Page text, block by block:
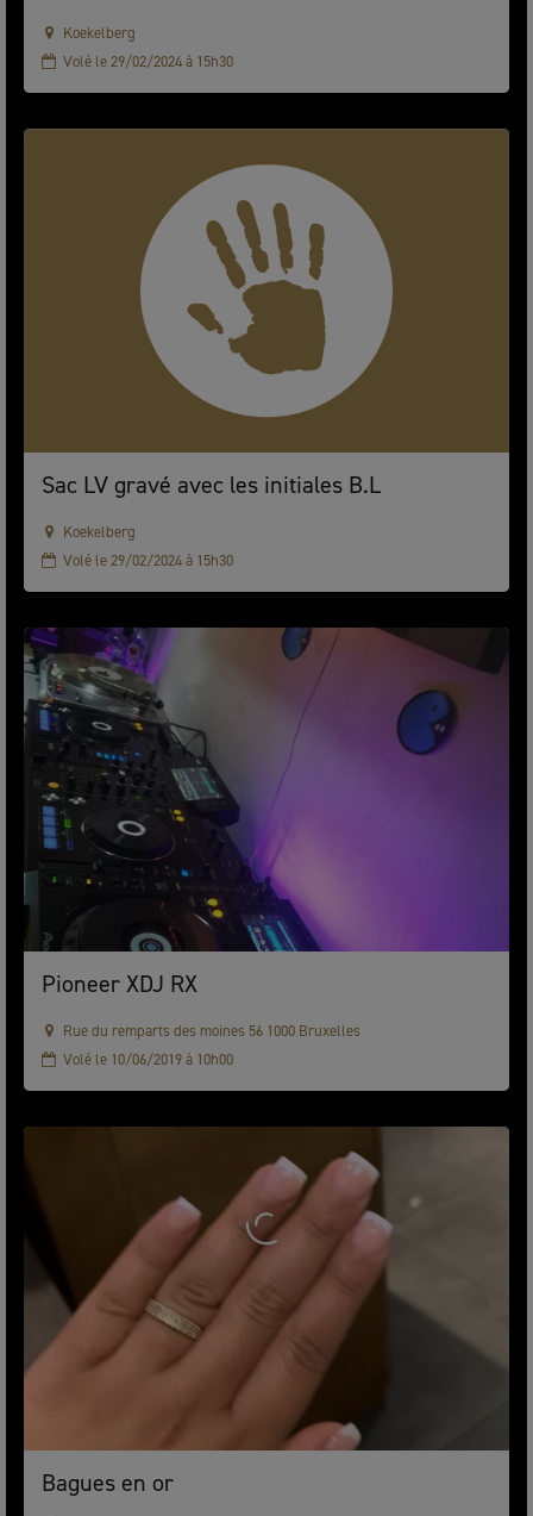
Koekelberg
Volé le 29/02/2024 à 15h30
Sac LV gravé avec les initiales B.L
Koekelberg
Volé le 29/02/2024 à 15h30
Pioneer XDJ RX
Rue du remparts des moines 56 1000 Bruxelles
Volé le 10/06/2019 à 10h00
Bagues en or